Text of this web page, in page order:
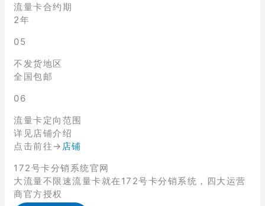
流量卡合约期
2年
05
不发货地区
全国包邮
06
流量卡定向范围
详见店铺介绍
点击前往→ 店铺
172号卡分销系统官网
大流量不限速流量卡就在172号卡分销系统，四大运营
商官方授权